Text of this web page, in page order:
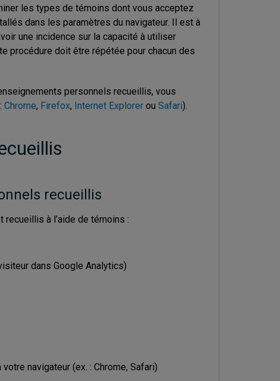
les types de témoins dont vous acceptez
dans les paramètres du navigateur. Il est à
une incidence sur la capacité à utiliser
procédure doit être répétée pour chacun des
personnels recueillis, vous
Chrome, Firefox, Internet Explorerou Safari).
recueillis
à l’aide de témoins :
dans Google Analytics)
navigateur (ex. : Chrome, Safari)